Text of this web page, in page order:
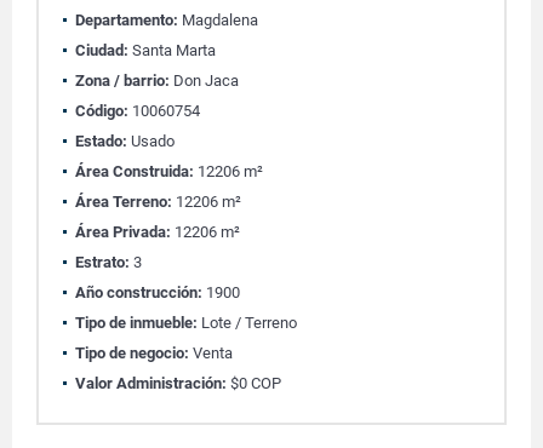
Departamento: Magdalena
Ciudad: Santa Marta
Zona / barrio: Don Jaca
Código: 10060754
Estado: Usado
Área Construida: 12206 m²
Área Terreno: 12206 m²
Área Privada: 12206 m²
Estrato: 3
Año construcción: 1900
Tipo de inmueble: Lote / Terreno
Tipo de negocio: Venta
Valor Administración: $0 COP